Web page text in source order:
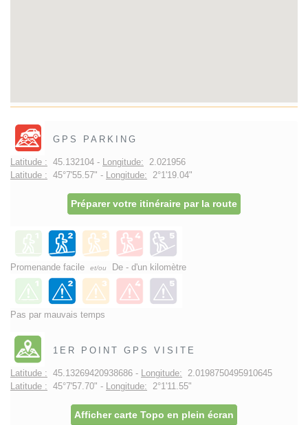
GPS PARKING
Latitude : 45.132104 - Longitude: 2.021956
Latitude : 45°7'55.57" - Longitude: 2°1'19.04"
Préparer votre itinéraire par la route
Promenande facile et/ou De - d'un kilomètre
Pas par mauvais temps
1ER POINT GPS VISITE
Latitude : 45.13269420938686 - Longitude: 2.0198750495910645
Latitude : 45°7'57.70" - Longitude: 2°1'11.55"
Afficher carte Topo en plein écran